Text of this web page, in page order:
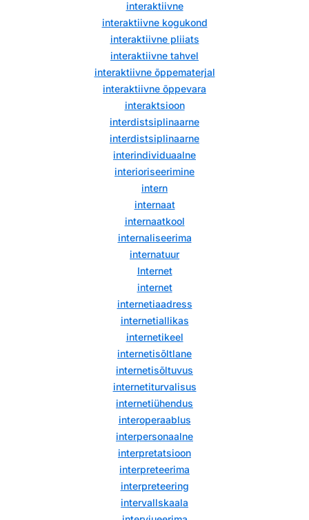
interaktiivne
interaktiivne kogukond
interaktiivne pliiats
interaktiivne tahvel
interaktiivne õppematerjal
interaktiivne õppevara
interaktsioon
interdistsiplinaarne
interdistsiplinaarne
interindividuaalne
interioriseerimine
intern
internaat
internaatkool
internaliseerima
internatuur
Internet
internet
internetiaadress
internetiallikas
internetikeel
internetisõltlane
internetisõltuvus
internetiturvalisus
internetiühendus
interoperaablus
interpersonaalne
interpretatsioon
interpreteerima
interpreteering
intervallskaala